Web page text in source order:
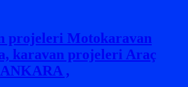
projeleri Motokaravan
karavan projeleri Araç
,